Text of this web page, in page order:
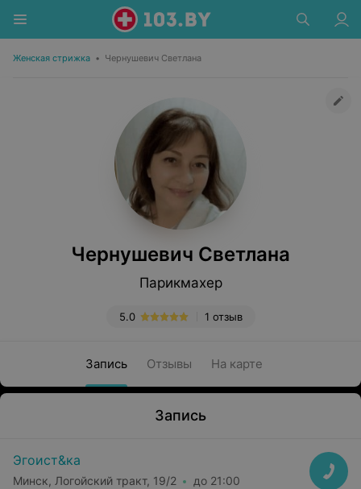
Женская стрижка • Чернушевич Светлана
Чернушевич Светлана
Парикмахер
1 отзыв
5.0
Запись Отзывы На карте
Запись
Эгоист&ка
Минск, Логойский тракт, 19/2 до 21:00